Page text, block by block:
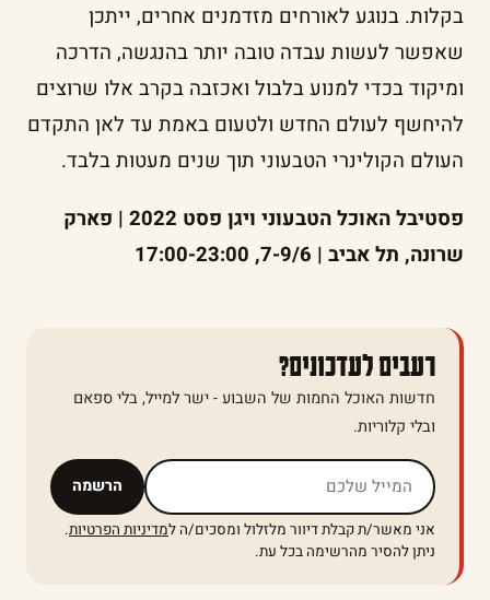
בקלות. בנוגע לאורחים מזדמנים אחרים, ייתכן
שאפשר לעשות עבדה טובה יותר בהנגשה, הדרכה
ומיקוד בכדי למנוע בלבול ואכזבה בקרב אלו שרוצים
להיחשף לעולם החדש ולטעום באמת עד לאן התקדם
העולם הקולינרי הטבעוני תוך שנים מעטות בלבד.
פסטיבל האוכל הטבעוני ויגן פסט 2022 | פארק
שרונה, תל אביב | 7-9/6, 17:00-23:00
רעבים לעדכונים?
חדשות האוכל החמות של השבוע - ישר למייל, בלי ספאם
ובלי קלוריות.
הרשמה אל תמלאו שדה זה
אני מאשר/ת קבלת דיוור מלזלול ומסכים/ה למדיניות הפרטיות.
ניתן להסיר מהרשימה בכל עת.